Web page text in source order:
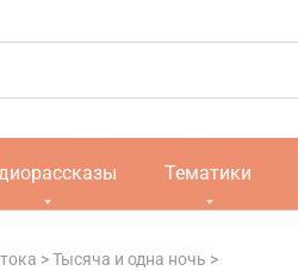
Тематики
>Тысяча и одна ночь >